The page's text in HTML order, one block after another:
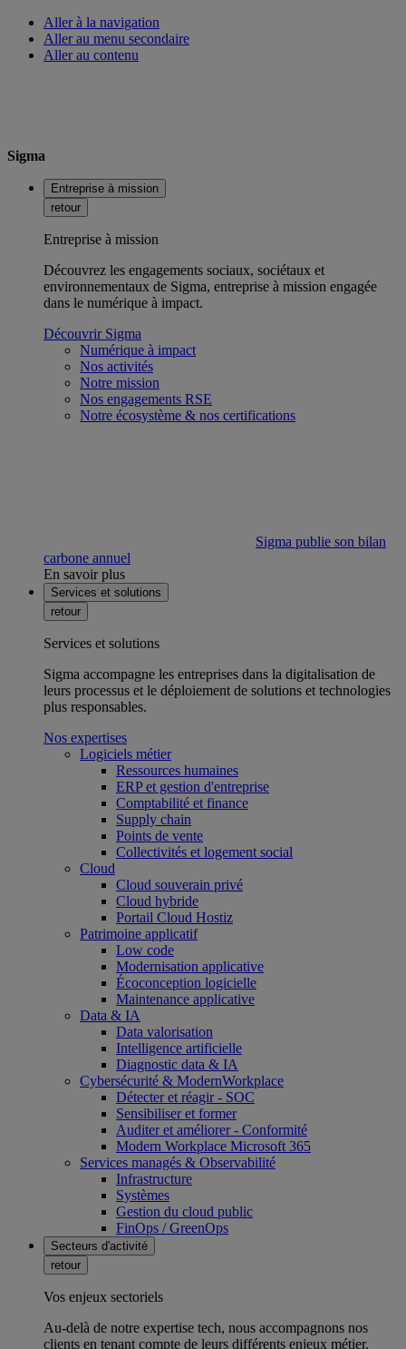
Aller à la navigation
Aller au menu secondaire
Aller au contenu
Sigma
Entreprise à mission
retour
Entreprise à mission
Découvrez les engagements sociaux, sociétaux et
environnementaux de Sigma, entreprise à mission engagée
dans le numérique à impact.
Découvrir Sigma
Numérique à impact
Nos activités
Notre mission
Nos engagements RSE
Notre écosystème & nos certifications
Sigma publie son bilan
carbone annuel
En savoir plus
Services et solutions
retour
Services et solutions
Sigma accompagne les entreprises dans la digitalisation de
leurs processus et le déploiement de solutions et technologies
plus responsables.
Nos expertises
Logiciels métier
Ressources humaines
ERP et gestion d'entreprise
Comptabilité et finance
Supply chain
Points de vente
Collectivités et logement social
Cloud
Cloud souverain privé
Cloud hybride
Portail Cloud Hostiz
Patrimoine applicatif
Low code
Modernisation applicative
Écoconception logicielle
Maintenance applicative
Data & IA
Data valorisation
Intelligence artificielle
Diagnostic data & IA
Cybersécurité & ModernWorkplace
Détecter et réagir - SOC
Sensibiliser et former
Auditer et améliorer - Conformité
Modern Workplace Microsoft 365
Services managés & Observabilité
Infrastructure
Systèmes
Gestion du cloud public
FinOps / GreenOps
Secteurs d'activité
retour
Vos enjeux sectoriels
Au-delà de notre expertise tech, nous accompagnons nos
clients en tenant compte de leurs différents enjeux métier.